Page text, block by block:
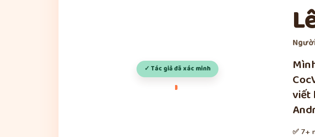
✓ Tác giả đã xác minh
viết
✅ 7+